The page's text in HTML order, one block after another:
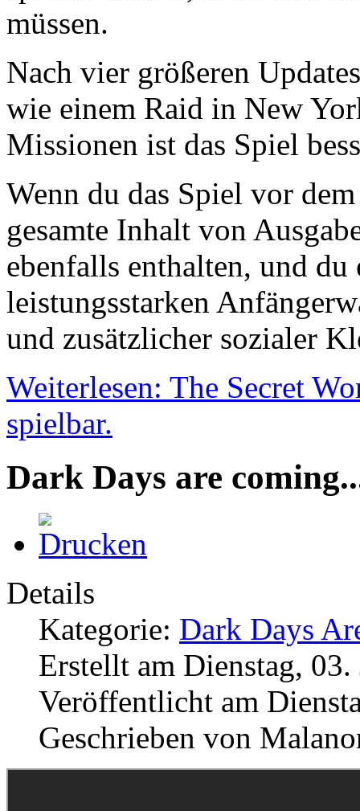
müssen.
Nach vier größeren
wie einem Raid in New
Missionen ist das Spiel
Wenn du das Spiel vor
gesamte Inhalt von
ebenfalls enthalten, und
leistungsstarken
und zusätzlicher sozialer
Weiterlesen: The Secret
spielbar.
Dark Days are
Details
Kategorie: Dark Days
Erstellt am Dienstag,
Veröffentlicht am
Geschrieben von